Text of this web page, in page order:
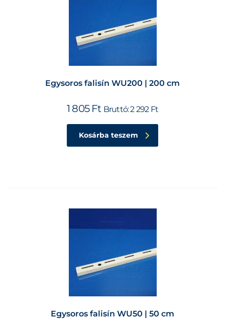
Egysoros falisín WU200 | 200 cm
1 805 Ft Bruttó:2 292 Ft
Kosárba teszem
Egysoros falisín WU50 | 50 cm